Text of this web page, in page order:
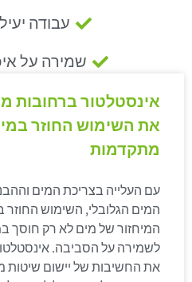
עבודה
שמירה על
אינסטלטור ברחובות
את השימוש החוזר
מתקדמות
עם העלייה בצריכת המים
המים הגלובלי, השימוש החוזר
המיחזור של מים לא רק חוסך
לשמירה על הסביבה.
את החשיבות של יישום שיטות